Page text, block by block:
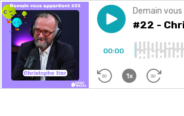
Play episode#22 -
Demain
#22 -
00:00
30 1x 30